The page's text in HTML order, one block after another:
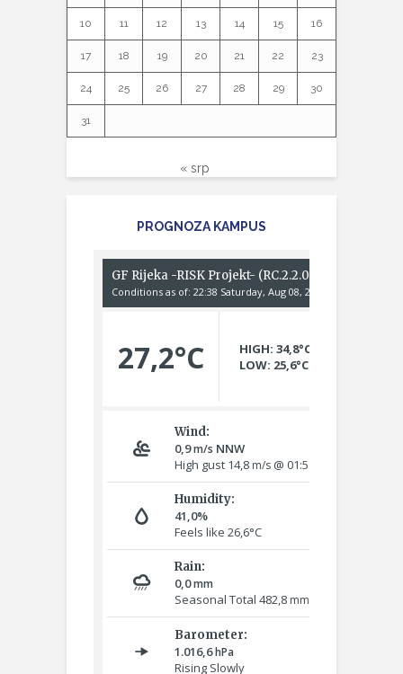
10 11 12 13 14 15 16
17 18 19 20 21 22 23
24 25 26 27 28 29 30
31
« srp
PROGNOZA KAMPUS